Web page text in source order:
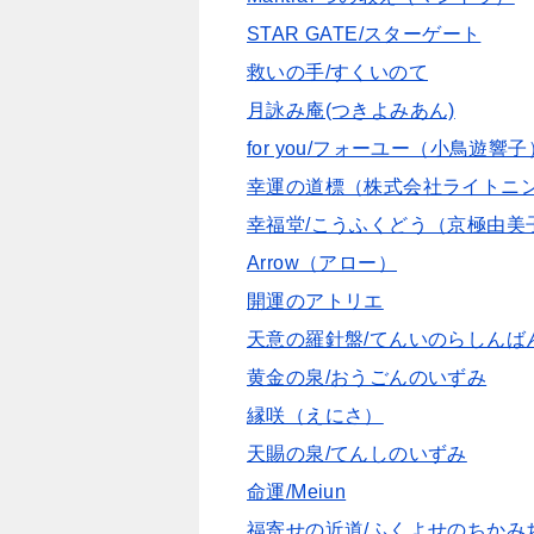
STAR GATE/スターゲート
救いの手/すくいのて
月詠み庵(つきよみあん)
for you/フォーユー（小鳥遊響子
幸運の道標（株式会社ライトニ
幸福堂/こうふくどう（京極由美
Arrow（アロー）
開運のアトリエ
天意の羅針盤/てんいのらしんば
黄金の泉/おうごんのいずみ
縁咲（えにさ）
天賜の泉/てんしのいずみ
命運/Meiun
福寄せの近道/ふくよせのちかみ